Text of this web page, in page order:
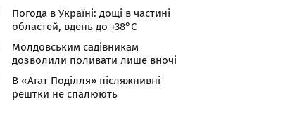
Погода в Україні: дощі в частині
областей, вдень до +38°С
Молдовським садівникам
дозволили поливати лише вночі
В «Агат Поділля» післяжнивні
рештки не спалюють